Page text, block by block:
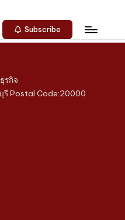
Subscribe
รกิจ
รี Postal Code:20000